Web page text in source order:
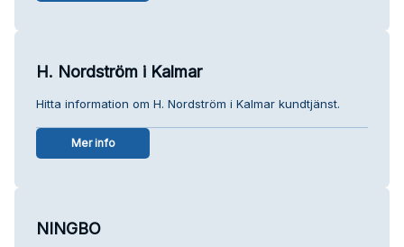
H. Nordström i Kalmar
Hitta information om H. Nordström i Kalmar kundtjänst.
Mer info
NINGBO